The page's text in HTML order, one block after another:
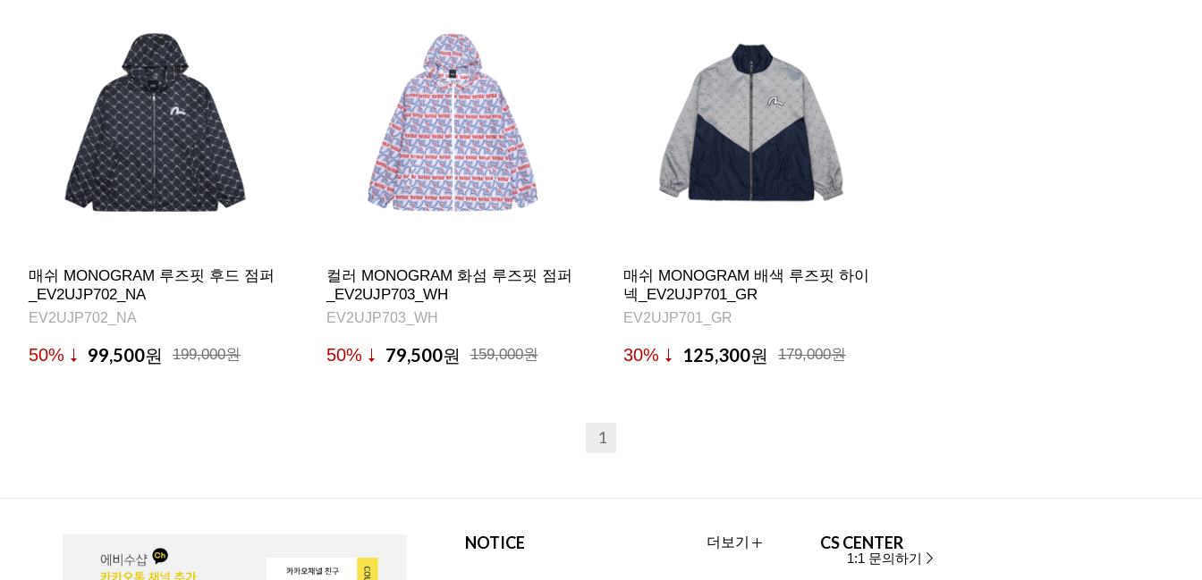
매쉬 MONOGRAM 루즈핏 후드 점퍼
_EV2UJP702_NA
EV2UJP702_NA
50% 99,500원 199,000원
컬러 MONOGRAM 화섬 루즈핏 점퍼
_EV2UJP703_WH
EV2UJP703_WH
50% 79,500원 159,000원
매쉬 MONOGRAM 배색 루즈핏 하이
넥_EV2UJP701_GR
EV2UJP701_GR
30% 125,300원 179,000원
1
NOTICE 더보기 CS CENTER
1:1 문의하기